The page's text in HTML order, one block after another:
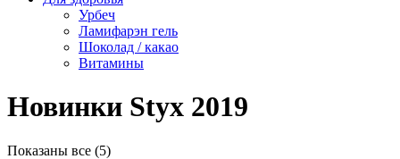
Урбеч
Ламифарэн гель
Шоколад / какао
Витамины
Новинки Styx 2019
Показаны все (5)